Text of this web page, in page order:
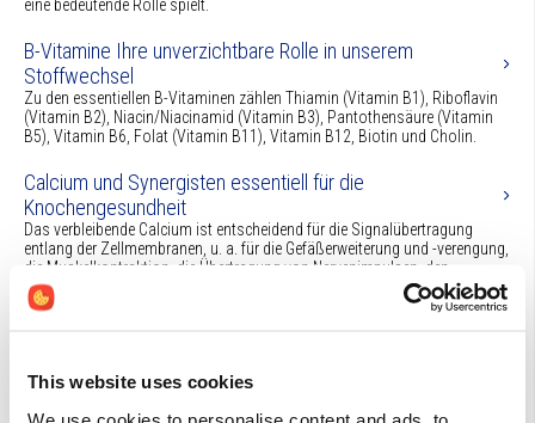
This website uses cookies
We use cookies to personalise content and ads, to
eine bedeutende Rolle spielt.
B-Vitamine Ihre unverzichtbare Rolle in unserem
Stoffwechsel
Zu den essentiellen B-Vitaminen zählen Thiamin (Vitamin B1), Riboflavin
(Vitamin B2), Niacin/Niacinamid (Vitamin B3), Pantothensäure (Vitamin
B5), Vitamin B6, Folat (Vitamin B11), Vitamin B12, Biotin und Cholin.
Calcium und Synergisten essentiell für die
Knochengesundheit
Das verbleibende Calcium ist entscheidend für die Signalübertragung
entlang der Zellmembranen, u. a. für die Gefäßerweiterung und -verengung,
die Muskelkontraktion, die Übertragung von Nervenimpulsen, den
Herzrhythmus und die Freisetzung und Aktivität von
gesundheitlichen Interesses gerückt.